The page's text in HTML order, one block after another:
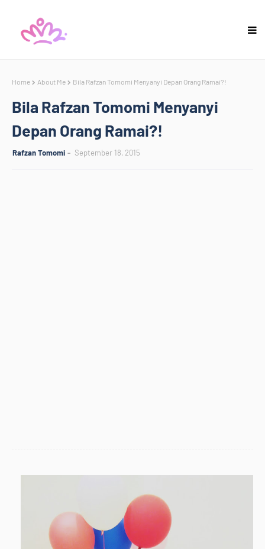
Home About Me Bila Rafzan Tomomi Menyanyi Depan Orang Ramai?!
Bila Rafzan Tomomi Menyanyi
Depan Orang Ramai?!
Rafzan Tomomi September 18, 2015